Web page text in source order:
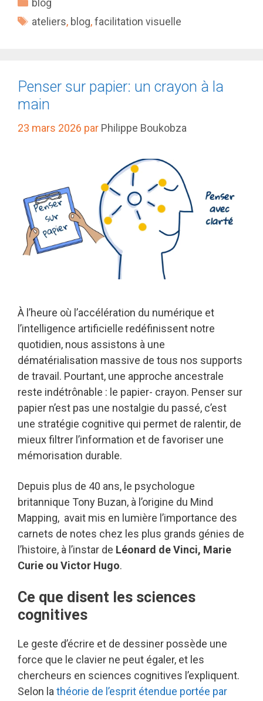
Étiquettes
ateliers, blog,facilitation visuelle
Penser sur papier: un crayon à la
main
23 mars 2026 par Philippe Boukobza
À l’heure où l’accélération du numérique et
l’intelligence artificielle redéfinissent notre
quotidien, nous assistons à une
dématérialisation massive de tous nos supports
de travail. Pourtant, une approche ancestrale
reste indétrônable : le papier- crayon. Penser sur
papier n’est pas une nostalgie du passé, c’est
une stratégie cognitive qui permet de ralentir, de
mieux filtrer l’information et de favoriser une
mémorisation durable.
Depuis plus de 40 ans, le psychologue
britannique Tony Buzan, à l’origine du Mind
Mapping, avait mis en lumière l’importance des
carnets de notes chez les plus grands génies de
l’histoire, à l’instar de Léonard de Vinci, Marie
Curie ou Victor Hugo.
Ce que disent les sciences
cognitives
Le geste d’écrire et de dessiner possède une
force que le clavier ne peut égaler, et les
chercheurs en sciences cognitives l’expliquent.
Selon la théorie de l’esprit étendue portée par